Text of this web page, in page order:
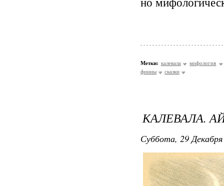
но
Метки: калевала
мифология
финны
сказки
КАЛЕВАЛА.
Суббота, 29